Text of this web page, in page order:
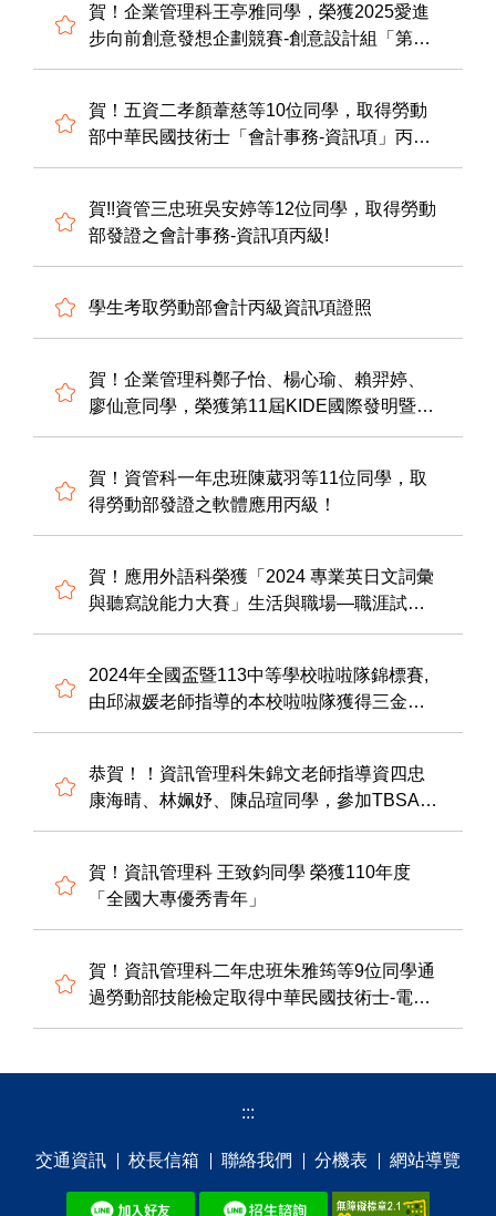
賀！企業管理科王亭雅同學，榮獲2025愛進
步向前創意發想企劃競賽-創意設計組「第二
名」，展現創意商品企劃能力。感謝鍾珮
賀！五資二孝顏葦慈等10位同學，取得勞動
部中華民國技術士「會計事務-資訊項」丙級
證照
賀!!資管三忠班吳安婷等12位同學，取得勞動
部發證之會計事務-資訊項丙級!
學生考取勞動部會計丙級資訊項證照
賀！企業管理科鄭子怡、楊心瑜、賴羿婷、
廖仙意同學，榮獲第11屆KIDE國際發明暨設
計展「金牌」，展現創意商品企劃能力。感
導，表現優異。
賀！資管科一年忠班陳葳羽等11位同學，取
得勞動部發證之軟體應用丙級！
賀！應用外語科榮獲「2024 專業英日文詞彙
與聽寫說能力大賽」生活與職場—職涯試探
（綜合類）團體組冠軍；應二孝陳泓宇及二
亞軍。
2024年全國盃暨113中等學校啦啦隊錦標賽,
由邱淑媛老師指導的本校啦啦隊獲得三金兩
銀佳績
恭賀！！資訊管理科朱錦文老師指導資四忠
康海晴、林姵妤、陳品瑄同學，參加TBSA第
十屆全國大專創新企劃競賽，從293隊參賽隊
賀！資訊管理科 王致鈞同學 榮獲110年度
「全國大專優秀青年」
賀！資訊管理科二年忠班朱雅筠等9位同學通
過勞動部技能檢定取得中華民國技術士-電腦
硬體裝修級證照
:::
交通資訊 校⻑信箱 聯絡我們 分機表 網站導覽